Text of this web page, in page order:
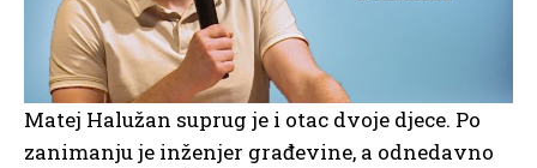
Matej Halužan suprug je i otac dvoje djece. Po
zanimanju je inženjer građevine, a odnedavno